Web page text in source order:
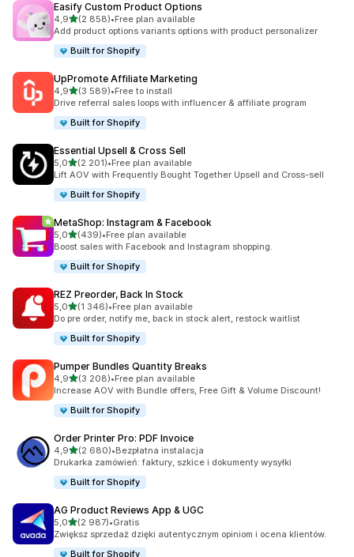
Easify Custom Product Options
4,9na 5 gwiazdek
(2 858)
Łączna liczba recenzji: 2858
•Free plan available
Add product options variants options with product personalizer
Built for Shopify
UpPromote Affiliate Marketing
4,9na 5 gwiazdek
(3 589)
Łączna liczba recenzji: 3589
•Free to install
Drive referral sales loops with influencer & affiliate program
Built for Shopify
Essential Upsell & Cross Sell
5,0na 5 gwiazdek
(2 201)
Łączna liczba recenzji: 2201
•Free plan available
Lift AOV with Frequently Bought Together Upsell and Cross-sell
Built for Shopify
MetaShop: Instagram & Facebook
5,0na 5 gwiazdek
(439)
Łączna liczba recenzji: 439
•Free plan available
Boost sales with Facebook and Instagram shopping.
Built for Shopify
REZ Preorder, Back In Stock
5,0na 5 gwiazdek
(1 346)
Łączna liczba recenzji: 1346
•Free plan available
Do pre order, notify me, back in stock alert, restock waitlist
Built for Shopify
Pumper Bundles Quantity Breaks
4,9na 5 gwiazdek
(3 208)
Łączna liczba recenzji: 3208
•Free plan available
Increase AOV with Bundle offers, Free Gift & Volume Discount!
Built for Shopify
Order Printer Pro: PDF Invoice
4,9na 5 gwiazdek
(2 680)
Łączna liczba recenzji: 2680
•Bezpłatna instalacja
Drukarka zamówień: faktury, szkice i dokumenty wysyłki
Built for Shopify
AG Product Reviews App & UGC
5,0na 5 gwiazdek
(2 987)
Łączna liczba recenzji: 2987
•Gratis
Zwiększ sprzedaż dzięki autentycznym opiniom i ocena klientów.
Built for Shopify